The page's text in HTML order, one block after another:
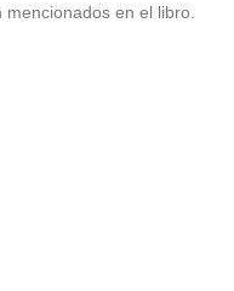
en el libro.